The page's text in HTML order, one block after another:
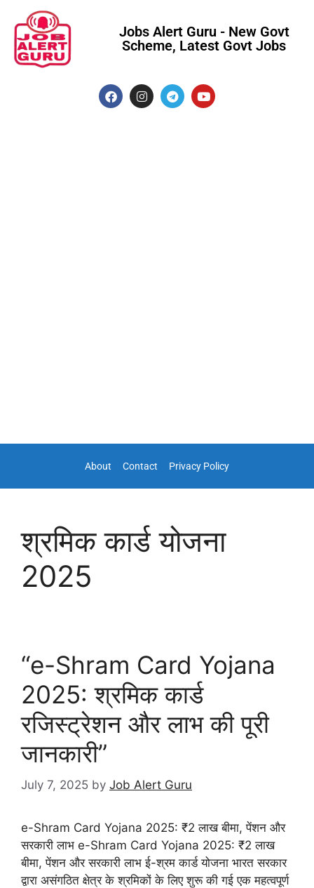
Jobs Alert Guru - New Govt
Scheme, Latest Govt Jobs
About Contact Privacy Policy
श्रमिक कार्ड योजना
2025
“e-Shram Card Yojana
2025: श्रमिक कार्ड
रजिस्ट्रेशन और लाभ की पूरी
जानकारी”
July 7, 2025 by Job Alert Guru
e-Shram Card Yojana 2025: ₹2 लाख बीमा, पेंशन और
सरकारी लाभ e-Shram Card Yojana 2025: ₹2 लाख
बीमा, पेंशन और सरकारी लाभ ई-श्रम कार्ड योजना भारत सरकार
द्वारा असंगठित क्षेत्र के श्रमिकों के लिए शुरू की गई एक महत्वपूर्ण